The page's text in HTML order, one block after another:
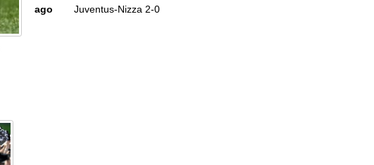
ago
Juventus-Nizza 2-0